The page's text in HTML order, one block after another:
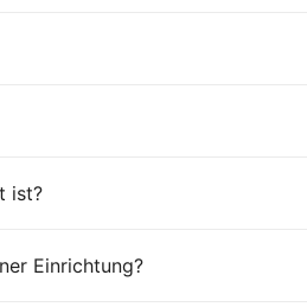
ist?
Einrichtung?